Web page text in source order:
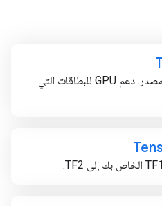
قم بتثبيت الحزمة أو البناء من المصدر. دعم GPU للبطاقات التي